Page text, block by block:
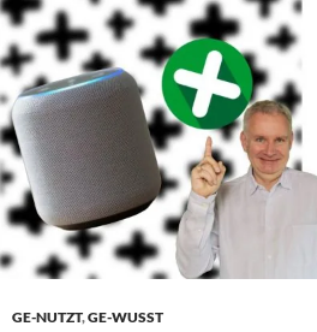
GE-NUTZT,GE-WUSST